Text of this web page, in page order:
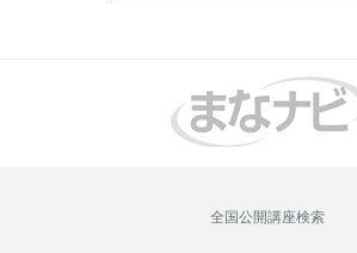
全国公開講座検索